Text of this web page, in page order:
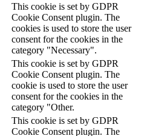
This cookie is set by GDPR
Cookie Consent plugin. The
cookies is used to store the user
consent for the cookies in the
category "Necessary".
This cookie is set by GDPR
Cookie Consent plugin. The
cookie is used to store the user
consent for the cookies in the
category "Other.
This cookie is set by GDPR
Cookie Consent plugin. The